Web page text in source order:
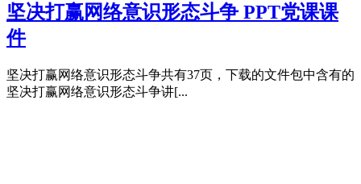
坚决打赢网络意识形态斗争 PPT党课课
件
坚决打赢网络意识形态斗争共有37页，下载的文件包中含有的
坚决打赢网络意识形态斗争讲[...